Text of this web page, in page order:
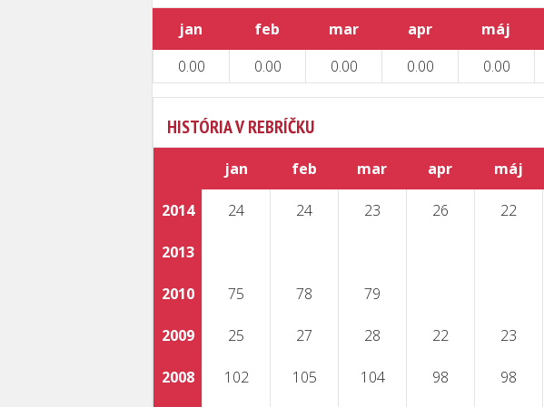
jan feb mar apr máj
0.00
0.00 0.00 0.00 0.00
HISTÓRIA V REBRÍČKU
jan feb mar apr máj
2014 24 24 23 26 22
2013
2010 75 78 79
2009 25 27 28 22 23
2008 102 105 104 98 98